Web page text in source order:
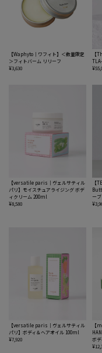
【Waphyto｜ワフィト】＜数量限定
＞フィトバーム リリーフ
¥3,630
【
【versatile paris｜ヴェルサティル
パリ】モイスチュアライジング ボデ
ィクリーム 200ml
¥8,580
【
ー
【versatile paris｜ヴェルサティル
パリ】ボディ＆ヘアオイル 100ml
¥7,920
【
ボ